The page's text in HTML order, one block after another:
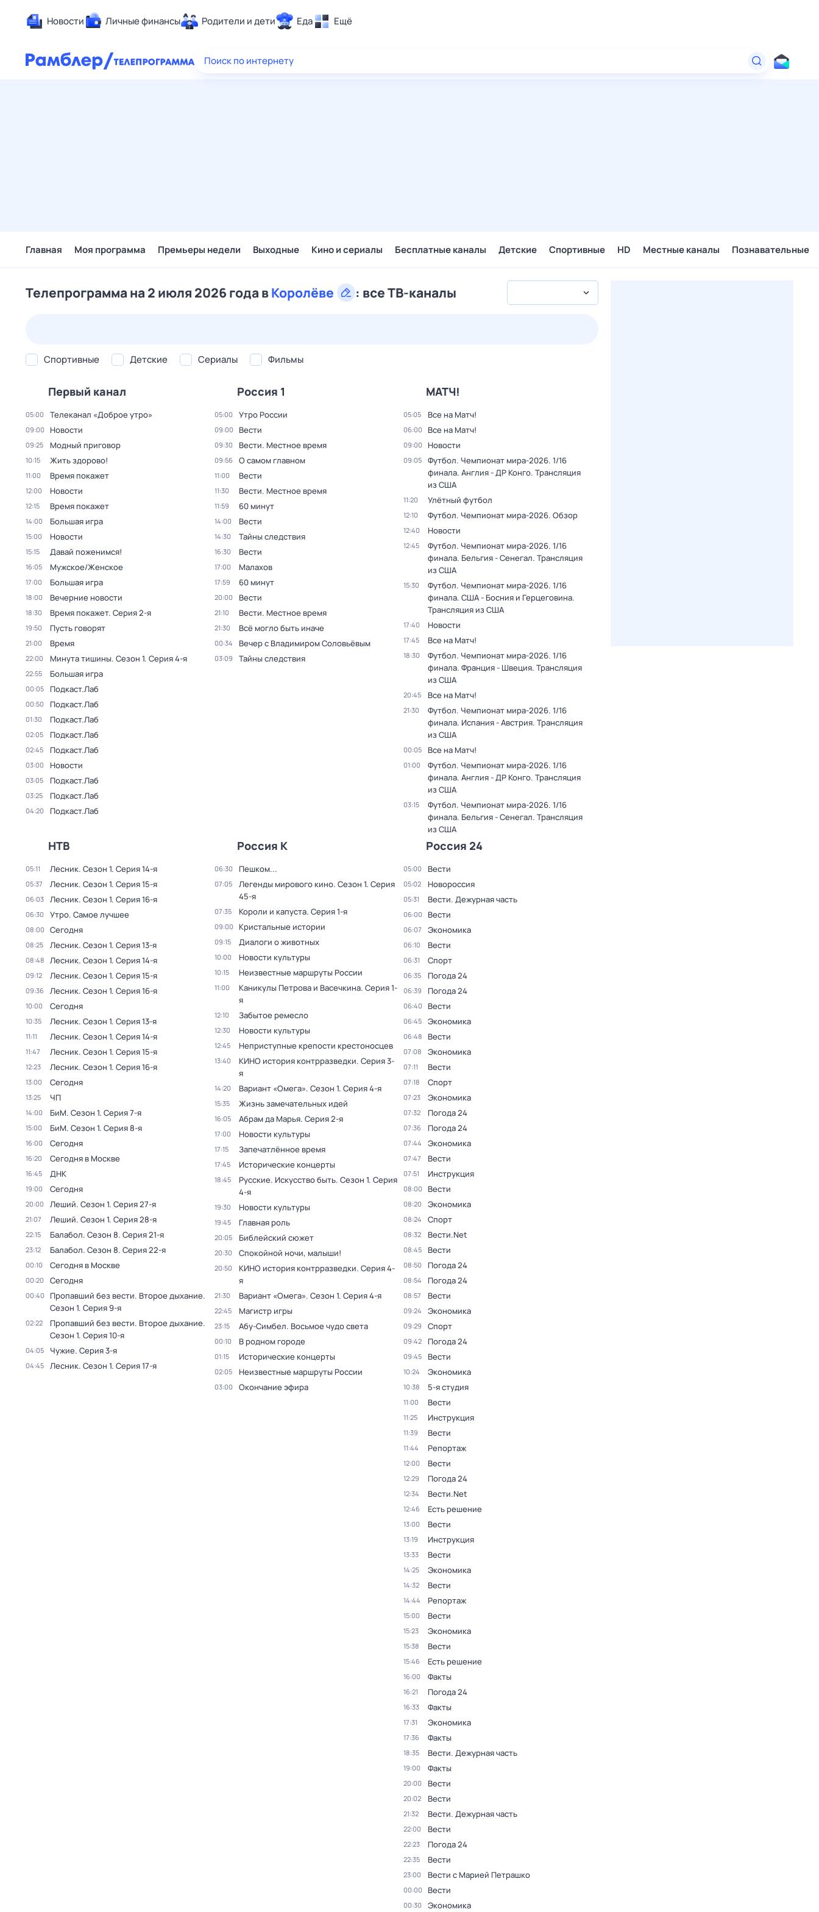
Новости Личные финансы Родители и дети Еда Ещё
Здоровье
Поиск по интернету
Главная Моя программа Премьеры недели Выходные Кино и сериалы Бесплатные каналы Детские Спортивные HD Местные каналы Познавательные
Телепрограмма на 2 июля 2026 года вКоролёве : все ТВ-каналы
Спортивные Детские Сериалы Фильмы
Первый канал
05:00 Телеканал «Доброе утро»
09:00 Новости
09:25 Модный приговор
10:15 Жить здорово!
11:00 Время покажет
12:00 Новости
12:15 Время покажет
14:00 Большая игра
15:00 Новости
15:15 Давай поженимся!
16:05 Мужское/Женское
17:00 Большая игра
18:00 Вечерние новости
18:30 Время покажет. Серия 2-я
19:50 Пусть говорят
21:00 Время
22:00 Минута тишины. Сезон 1. Серия 4-я
22:55 Большая игра
00:05 Подкаст.Лаб
00:50 Подкаст.Лаб
01:30 Подкаст.Лаб
02:05 Подкаст.Лаб
02:45 Подкаст.Лаб
03:00 Новости
03:05 Подкаст.Лаб
03:25 Подкаст.Лаб
04:20 Подкаст.Лаб
Россия 1
05:00 Утро России
09:00 Вести
09:30 Вести. Местное время
09:56 О самом главном
11:00 Вести
11:30 Вести. Местное время
11:59 60 минут
14:00 Вести
14:30 Тайны следствия
16:30 Вести
17:00 Малахов
17:59 60 минут
20:00 Вести
21:10 Вести. Местное время
21:30 Всё могло быть иначе
00:34 Вечер с Владимиром Соловьёвым
03:09 Тайны следствия
МАТЧ!
05:05 Все на Матч!
06:00 Все на Матч!
09:00 Новости
09:05
Футбол. Чемпионат мира-2026. 1/16
финала. Англия - ДР Конго. Трансляция
из США
11:20 Улётный футбол
12:10 Футбол. Чемпионат мира-2026. Обзор
12:40 Новости
12:45
Футбол. Чемпионат мира-2026. 1/16
финала. Бельгия - Сенегал. Трансляция
из США
15:30
Футбол. Чемпионат мира-2026. 1/16
финала. США - Босния и Герцеговина.
Трансляция из США
17:40 Новости
17:45 Все на Матч!
18:30
Футбол. Чемпионат мира-2026. 1/16
финала. Франция - Швеция. Трансляция
из США
20:45 Все на Матч!
21:30
Футбол. Чемпионат мира-2026. 1/16
финала. Испания - Австрия. Трансляция
из США
00:05 Все на Матч!
01:00
Футбол. Чемпионат мира-2026. 1/16
финала. Англия - ДР Конго. Трансляция
из США
03:15
Футбол. Чемпионат мира-2026. 1/16
финала. Бельгия - Сенегал. Трансляция
из США
НТВ
05:11 Лесник. Сезон 1. Серия 14-я
05:37 Лесник. Сезон 1. Серия 15-я
06:03 Лесник. Сезон 1. Серия 16-я
06:30 Утро. Самое лучшее
08:00 Сегодня
08:25 Лесник. Сезон 1. Серия 13-я
08:48 Лесник. Сезон 1. Серия 14-я
09:12 Лесник. Сезон 1. Серия 15-я
09:36 Лесник. Сезон 1. Серия 16-я
10:00 Сегодня
10:35 Лесник. Сезон 1. Серия 13-я
11:11 Лесник. Сезон 1. Серия 14-я
11:47 Лесник. Сезон 1. Серия 15-я
12:23 Лесник. Сезон 1. Серия 16-я
13:00 Сегодня
13:25 ЧП
14:00 БиМ. Сезон 1. Серия 7-я
15:00 БиМ. Сезон 1. Серия 8-я
16:00 Сегодня
16:20 Сегодня в Москве
16:45 ДНК
19:00 Сегодня
20:00 Леший. Сезон 1. Серия 27-я
21:07 Леший. Сезон 1. Серия 28-я
22:15 Балабол. Сезон 8. Серия 21-я
23:12 Балабол. Сезон 8. Серия 22-я
00:10 Сегодня в Москве
00:20 Сегодня
00:40 Пропавший без вести. Второе дыхание.
Сезон 1. Серия 9-я
02:22 Пропавший без вести. Второе дыхание.
Сезон 1. Серия 10-я
04:05 Чужие. Серия 3-я
04:45 Лесник. Сезон 1. Серия 17-я
Россия К
06:30 Пешком...
07:05 Легенды мирового кино. Сезон 1. Серия
45-я
07:35 Короли и капуста. Серия 1-я
09:00 Кристальные истории
09:15 Диалоги о животных
10:00 Новости культуры
10:15 Неизвестные маршруты России
11:00 Каникулы Петрова и Васечкина. Серия 1-
я
12:10 Забытое ремесло
12:30 Новости культуры
12:45 Неприступные крепости крестоносцев
13:40 КИНО история контрразведки. Серия 3-
я
14:20 Вариант «Омега». Сезон 1. Серия 4-я
15:35 Жизнь замечательных идей
16:05 Абрам да Марья. Серия 2-я
17:00 Новости культуры
17:15 Запечатлённое время
17:45 Исторические концерты
18:45 Русские. Искусство быть. Сезон 1. Серия
4-я
19:30 Новости культуры
19:45 Главная роль
20:05 Библейский сюжет
20:30 Спокойной ночи, малыши!
20:50 КИНО история контрразведки. Серия 4-
я
21:30 Вариант «Омега». Сезон 1. Серия 4-я
22:45 Магистр игры
23:15 Абу-Симбел. Восьмое чудо света
00:10 В родном городе
01:15 Исторические концерты
02:05 Неизвестные маршруты России
03:00 Окончание эфира
Россия 24
05:00 Вести
05:02 Новороссия
05:31 Вести. Дежурная часть
06:00 Вести
06:07 Экономика
06:10 Вести
06:31 Спорт
06:35 Погода 24
06:39 Погода 24
06:40 Вести
06:45 Экономика
06:48 Вести
07:08 Экономика
07:11 Вести
07:18 Спорт
07:23 Экономика
07:32 Погода 24
07:36 Погода 24
07:44 Экономика
07:47 Вести
07:51 Инструкция
08:00 Вести
08:20 Экономика
08:24 Спорт
08:32 Вести.Net
08:45 Вести
08:50 Погода 24
08:54 Погода 24
08:57 Вести
09:24 Экономика
09:29 Спорт
09:42 Погода 24
09:45 Вести
10:24 Экономика
10:38 5-я студия
11:00 Вести
11:25 Инструкция
11:39 Вести
11:44 Репортаж
12:00 Вести
12:29 Погода 24
12:34 Вести.Net
12:46 Есть решение
13:00 Вести
13:19 Инструкция
13:33 Вести
14:25 Экономика
14:32 Вести
14:44 Репортаж
15:00 Вести
15:23 Экономика
15:38 Вести
15:46 Есть решение
16:00 Факты
16:21 Погода 24
16:33 Факты
17:31 Экономика
17:36 Факты
18:35 Вести. Дежурная часть
19:00 Факты
20:00 Вести
20:02 Вести
21:32 Вести. Дежурная часть
22:00 Вести
22:23 Погода 24
22:35 Вести
23:00 Вести с Марией Петрашко
00:00 Вести
00:30 Экономика